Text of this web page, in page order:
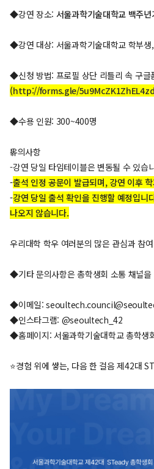
◆강연 장소: 서울과학기술대학교 백주년
◆강연 대상: 서울과학기술대학교 학부
◆신청 방법: 프로필 상단 리틀리 속 구글
(http://forms.gle/
◆수용 인원: 300~400명
‼️유의사항
-강연 당일 타임테이블은 변동될 수 있습
-출석 인정 공문이 발급되며, 강연 이후
-강연 당일 출석 확인을 진행할 예정입니
나오지 않습니다.
우리대학 학우 여러분의 많은 관심과 참
◆기타 문의사항은 총학생회 소통 채널을
◆이메일:
◆인스타그램: @seoultech_42
◆홈페이지: 서울과학기술대학교 총학생
⭐경험 위에 쌓는, 다음 한 걸음 제42대